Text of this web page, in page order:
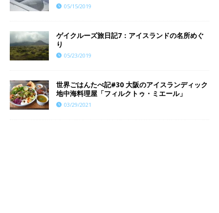
05/15/2019
ゲイクルーズ旅日記7：アイスランドの名所めぐ
り
05/23/2019
世界ごはんたべ記#30 大阪のアイスランディック
地中海料理屋「フィルクトゥ・ミエール」
03/29/2021